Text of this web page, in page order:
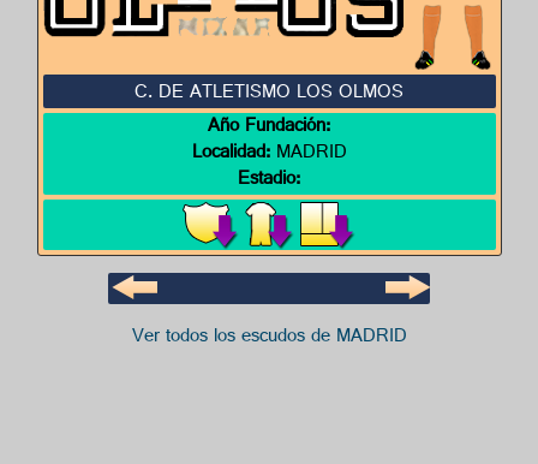
C. DE ATLETISMO LOS OLMOS
Año Fundación:
Localidad:MADRID
Estadio:
Ver todos los escudos de MADRID